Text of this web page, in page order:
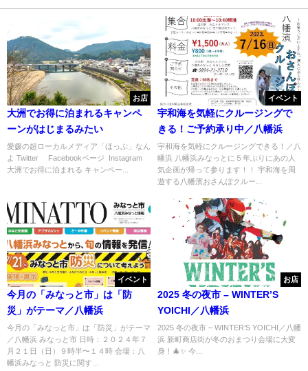
お店
大洲でお得に泊まれるキャンペ
ーンがはじまるみたい
愛媛の超ローカルメディア「ほっぷ」なん
よ Twitter Facebookページ Instagram
大洲でお得に泊まれる キャンペー...
イベント
宇和海を気軽にクルージングで
きる！ご予約承り中／八幡浜
宇和海を気軽にクルージングできる！／八
幡浜 八幡浜みなっとに５年ぶりにあの人
気企画が帰って参ります！！ 宇和海を周
遊する八幡濱おさんぽクルー...
イベント
今月の「みなっと市」は「防
災」がテーマ／八幡浜
今月の「みなっと市」は「防災」がテーマ
／八幡浜 みなっと市 日時：２０２４年７
月２１日（日）９時半〜１４時 会場：八
幡浜みなっと 防災に関す...
お店
2025 冬の夜市 – WINTER’S
YOICHI／八幡浜
2025 冬の夜市 – WINTER’S YOICHI／八幡
浜 新町商店街が冬のおまつり会場に大変
身！🎄✨ 今...